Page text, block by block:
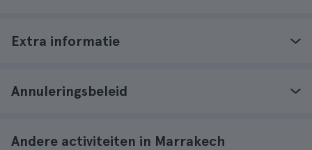
Extra informatie
Annuleringsbeleid
Andere activiteiten in Marrakech